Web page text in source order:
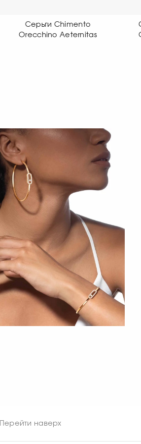
Серьги Chimento
Orecchino X-tend
Перейти наверх